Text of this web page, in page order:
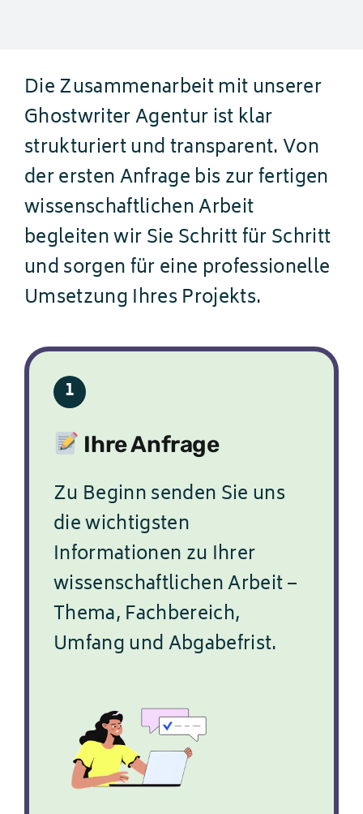
Die Zusammenarbeit mit unserer
Ghostwriter Agentur ist klar
strukturiert und transparent. Von
der ersten Anfrage bis zur fertigen
wissenschaftlichen Arbeit
begleiten wir Sie Schritt für Schritt
und sorgen für eine professionelle
Umsetzung Ihres Projekts.
1
Ihre Anfrage
Zu Beginn senden Sie uns
die wichtigsten
Informationen zu Ihrer
wissenschaftlichen Arbeit –
Thema, Fachbereich,
Umfang und Abgabefrist.